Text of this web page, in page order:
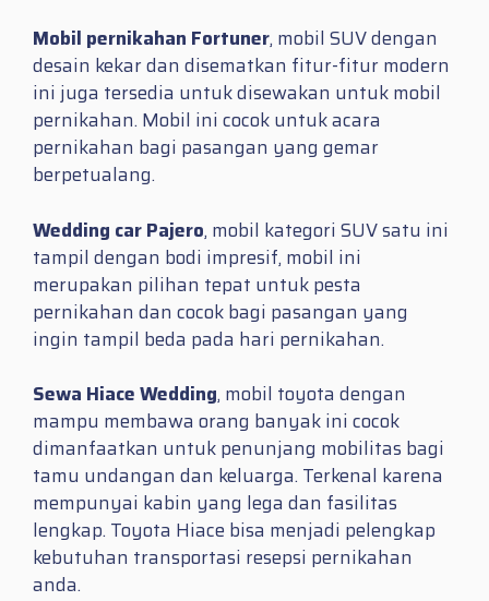
Mobil pernikahan Fortuner, mobil SUV dengan
desain kekar dan disematkan fitur-fitur modern
ini juga tersedia untuk disewakan untuk mobil
pernikahan. Mobil ini cocok untuk acara
pernikahan bagi pasangan yang gemar
berpetualang.
Wedding car Pajero, mobil kategori SUV satu ini
tampil dengan bodi impresif, mobil ini
merupakan pilihan tepat untuk pesta
pernikahan dan cocok bagi pasangan yang
ingin tampil beda pada hari pernikahan.
Sewa Hiace Wedding, mobil toyota dengan
mampu membawa orang banyak ini cocok
dimanfaatkan untuk penunjang mobilitas bagi
tamu undangan dan keluarga. Terkenal karena
mempunyai kabin yang lega dan fasilitas
lengkap. Toyota Hiace bisa menjadi pelengkap
kebutuhan transportasi resepsi pernikahan
anda.